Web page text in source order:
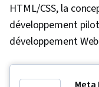
HTML/CSS, la
développement
développement